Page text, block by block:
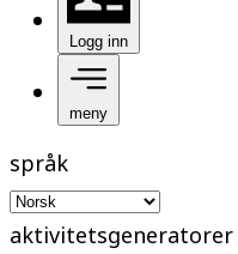
Logg inn
meny
språk
aktivitetsgeneratorer